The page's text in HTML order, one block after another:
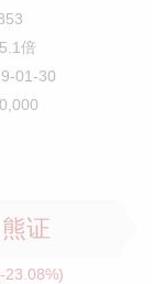
倍
01-30
熊证
23.08%)